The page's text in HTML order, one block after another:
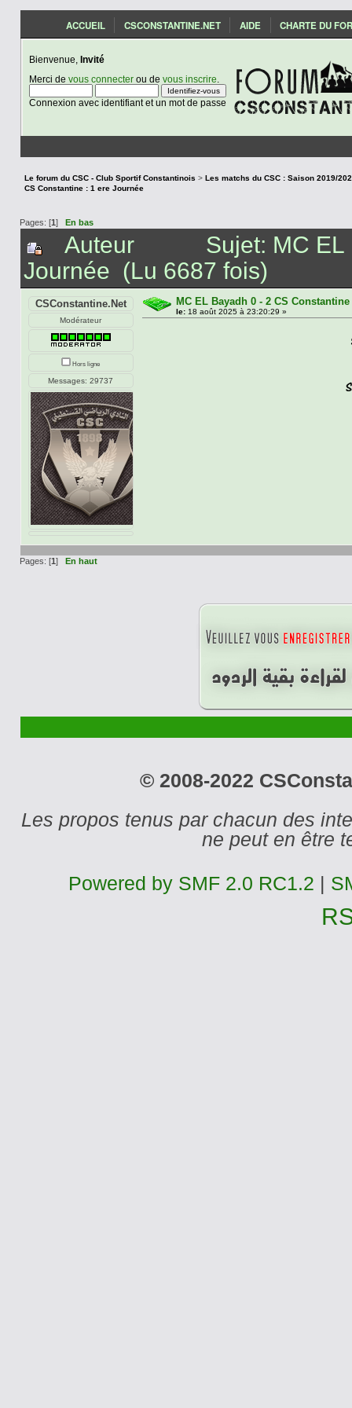
ACCUEIL CSCONSTANTINE.NET AIDE CHARTE DU
Bienvenue, Invité
Merci de vous connecterou de vous inscrire
Connexion avec identifiant et un mot de passe
Le forum du CSC - Club Sportif Constantinois >
CS Constantine : 1 ere Journée
Pages: [1] En bas
Auteur
Sujet: MC
Journée (Lu 6687 fois)
CSConstantine.Net
Modérateur
Hors ligne
Messages: 29737
MC EL Bayadh 0 - 2 CS
le: 18 août 2025 à 23:20:29 »
Pages: [1 ] En haut
© 2008-2022
Les propos tenus par chacun des
ne peut en être
Powered by SMF 2.0 RC1.2 |